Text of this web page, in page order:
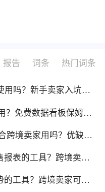
报告 词条 热门词条
用吗？新手卖家入坑
？免费数据看板保姆级
跨境卖家用吗？优缺点
报表的工具？跨境卖家
的工具？跨境卖家可以